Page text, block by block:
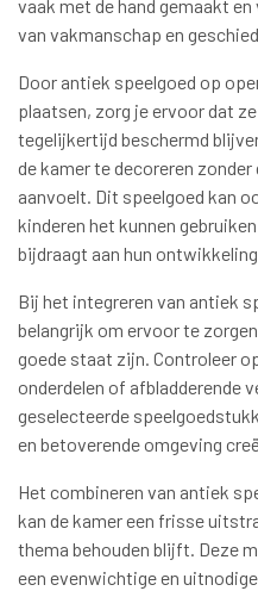
vaak met de hand gemaakt
van vakmanschap en
Door antiek speelgoed op
plaatsen, zorg je ervoor dat
tegelijkertijd beschermd
de kamer te decoreren
aanvoelt. Dit speelgoed kan
kinderen het kunnen
bijdraagt aan hun
Bij het integreren van antiek
belangrijk om ervoor te
goede staat zijn. Controleer
onderdelen of afbladderende
geselecteerde
en betoverende omgeving
Het combineren van antiek
kan de kamer een frisse
thema behouden blijft. Deze
een evenwichtige en